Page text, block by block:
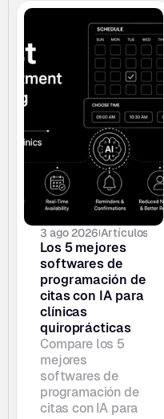
3 ago 2026 Artículos
Los 5 mejores
softwares de
programación de
citas con IA para
clínicas
quiroprácticas
Compare los 5
mejores
softwares de
programación de
citas con IA para